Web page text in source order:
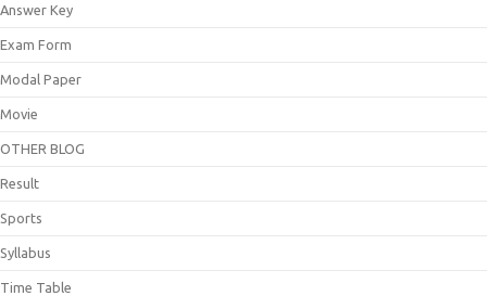
Answer Key
Exam Form
Modal Paper
Movie
OTHER BLOG
Result
Sports
Syllabus
Time Table